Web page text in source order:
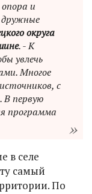
и
дружные
округа
. - К
увлечь
Многое
с
В первую
программа
в селе
самый
По